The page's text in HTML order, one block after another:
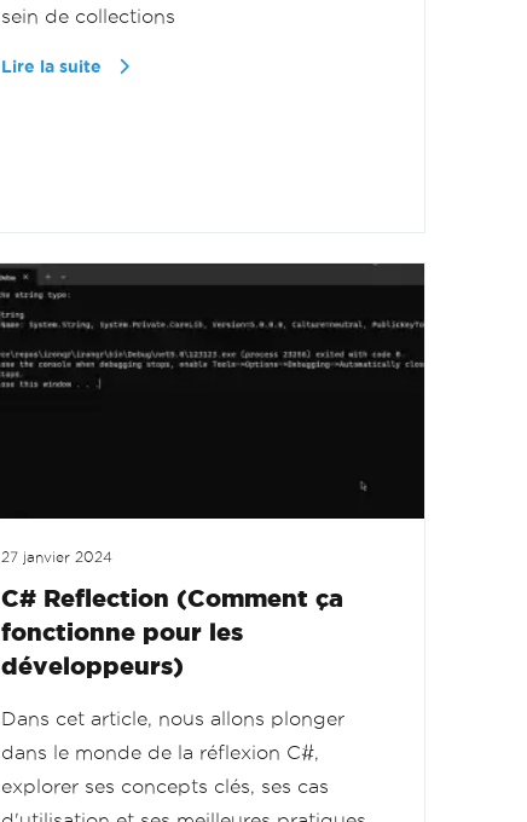
sein de collections
Lire la suite
27 janvier 2024
C# Reflection (Comment ça
fonctionne pour les
développeurs)
Dans cet article, nous allons plonger
dans le monde de la réflexion C#,
explorer ses concepts clés, ses cas